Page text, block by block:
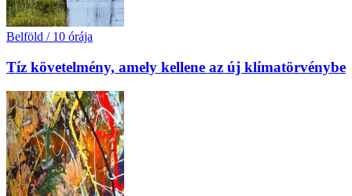
Belföld / 10 órája
Tíz követelmény, amely kellene az új klímatörvénybe